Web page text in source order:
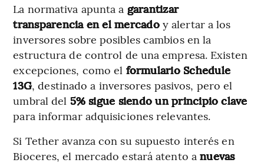
La normativa apunta a garantizar
transparencia en el mercadoy alertar a los
inversores sobre posibles cambios en la
estructura de control de una empresa. Existen
excepciones, como el formulario Schedule
13G, destinado a inversores pasivos, pero el
umbral del 5% sigue siendo un principio clave
para informar adquisiciones relevantes.
Si Tether avanza con su supuesto interés en
Bioceres, el mercado estará atento anuevas